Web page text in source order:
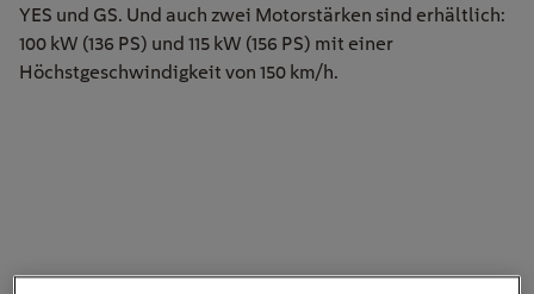
YES und GS. Und auch zwei Motorstärken sind erhältlich:
100 kW (136 PS) und 115 kW (156 PS) mit einer
Höchstgeschwindigkeit von 150 km/h.